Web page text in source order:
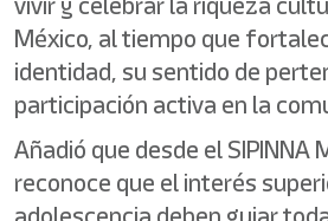
México, al tiempo que
identidad, su sentido de
participación activa en la
Añadió que desde el SIPINNA
reconoce que el interés